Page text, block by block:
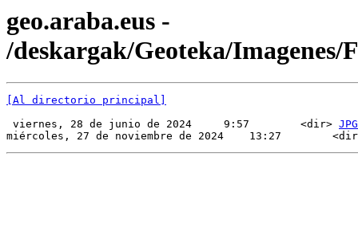
geo.araba.eus -
/deskargak/Geoteka/Imagenes/
[Al directorio principal]
viernes, 28 de junio de 2024     9:57        <dir> JPG
miércoles, 27 de noviembre de 2024    13:27